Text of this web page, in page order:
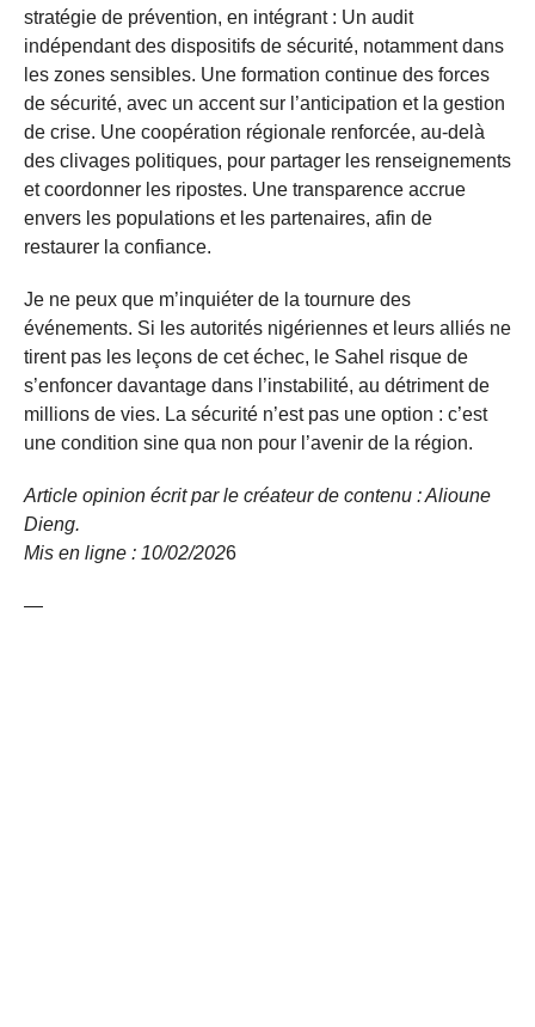
stratégie de prévention, en intégrant : Un audit
indépendant des dispositifs de sécurité, notamment dans
les zones sensibles. Une formation continue des forces
de sécurité, avec un accent sur l’anticipation et la gestion
de crise. Une coopération régionale renforcée, au-delà
des clivages politiques, pour partager les renseignements
et coordonner les ripostes. Une transparence accrue
envers les populations et les partenaires, afin de
restaurer la confiance.
Je ne peux que m’inquiéter de la tournure des
événements. Si les autorités nigériennes et leurs alliés ne
tirent pas les leçons de cet échec, le Sahel risque de
s’enfoncer davantage dans l’instabilité, au détriment de
millions de vies. La sécurité n’est pas une option : c’est
une condition sine qua non pour l’avenir de la région.
Article opinion écrit par le créateur de contenu : Alioune
Dieng.
Mis en ligne : 10/02/2026
—